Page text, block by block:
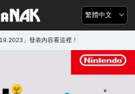
繁體中文
」發表內容看這裡！